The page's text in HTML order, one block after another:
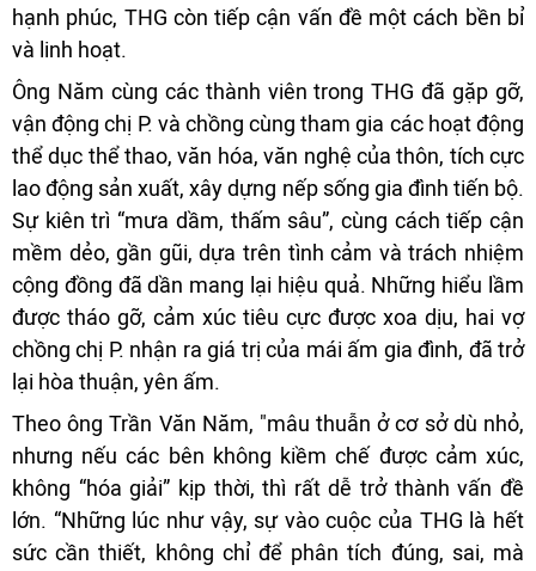
hạnh phúc, THG còn tiếp cận vấn đề một cách bền bỉ
và linh hoạt.
Ông Năm cùng các thành viên trong THG đã gặp gỡ,
vận động chị P. và chồng cùng tham gia các hoạt động
thể dục thể thao, văn hóa, văn nghệ của thôn, tích cực
lao động sản xuất, xây dựng nếp sống gia đình tiến bộ.
Sự kiên trì “mưa dầm, thấm sâu”, cùng cách tiếp cận
mềm dẻo, gần gũi, dựa trên tình cảm và trách nhiệm
cộng đồng đã dần mang lại hiệu quả. Những hiểu lầm
được tháo gỡ, cảm xúc tiêu cực được xoa dịu, hai vợ
chồng chị P. nhận ra giá trị của mái ấm gia đình, đã trở
lại hòa thuận, yên ấm.
Theo ông Trần Văn Năm, "mâu thuẫn ở cơ sở dù nhỏ,
nhưng nếu các bên không kiềm chế được cảm xúc,
không “hóa giải” kịp thời, thì rất dễ trở thành vấn đề
lớn. “Những lúc như vậy, sự vào cuộc của THG là hết
sức cần thiết, không chỉ để phân tích đúng, sai, mà